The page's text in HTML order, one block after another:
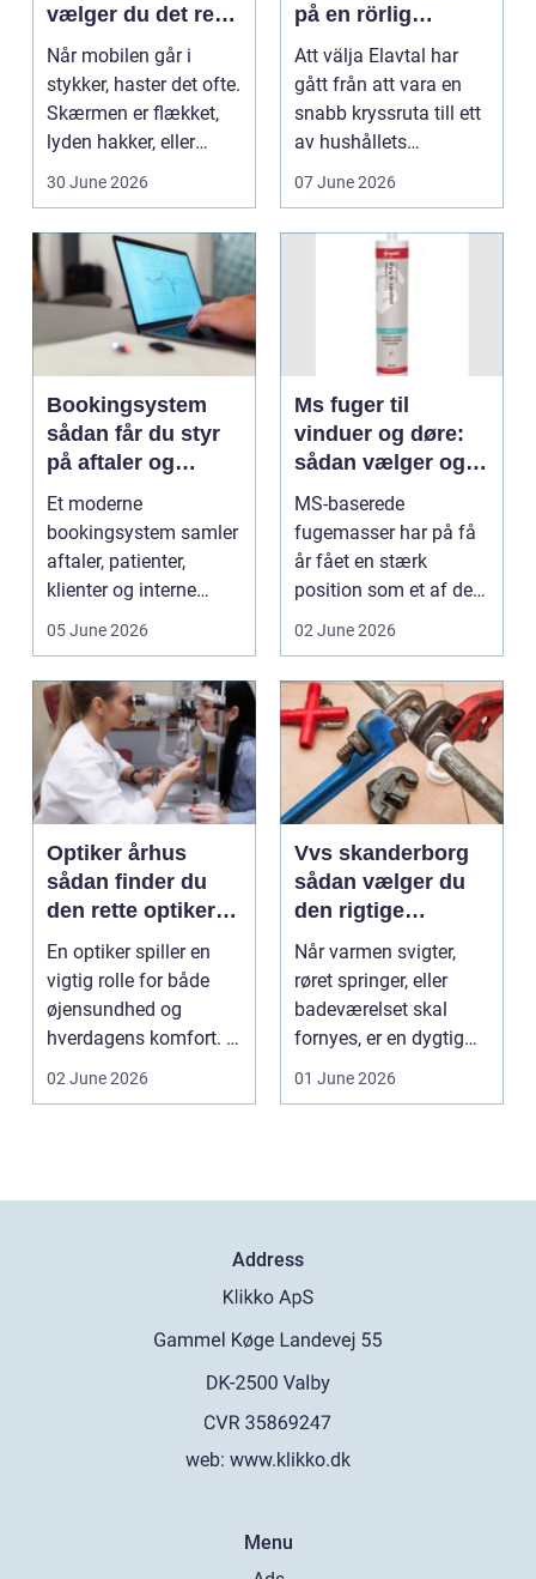
vælger du det rette
værksted
Når mobilen går i
stykker, haster det ofte.
Skærmen er flækket,
lyden hakker, eller
batteriet løber ...
30 June 2026
på en rörlig
elmarknad
Att välja Elavtal har
gått från att vara en
snabb kryssruta till ett
av hushållets
viktigaste ekonom...
07 June 2026
Bookingsystem
sådan får du styr
på aftaler og
arbejdsgange
Et moderne
bookingsystem samler
aftaler, patienter,
klienter og interne
arbejdsgange ét sted. I
05 June 2026
Ms fuger til
vinduer og døre:
sådan vælger og
bruger du dem
rigtigt
MS-baserede
fugemasser har på få
år fået en stærk
position som et af de
mest alsidige valg til
02 June 2026
Optiker århus
sådan finder du
den rette optiker i
byen
En optiker spiller en
vigtig rolle for både
øjensundhed og
hverdagens komfort. I
en by som Aarhus, h...
02 June 2026
Vvs skanderborg
sådan vælger du
den rigtige
installatør
Når varmen svigter,
røret springer, eller
badeværelset skal
fornyes, er en dygtig
VVS-installatør gu...
01 June 2026
Address
web: www.klikko.dk
Menu